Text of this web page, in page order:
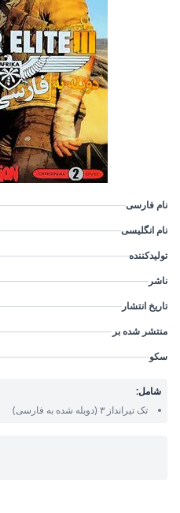
نام فارسی
نام انگلیسی
تولیدکننده
ناشر
تاریخ انتشار
منتشر شده بر
سکو
شامل:
تک تیرانداز ۳
(دوبله شده به فارسی)